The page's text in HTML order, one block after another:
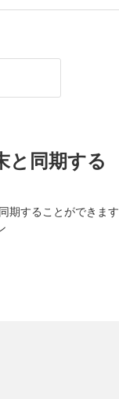
と同期する
期することができます